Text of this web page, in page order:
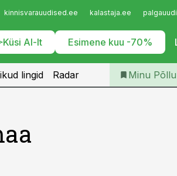
kinnisvarauudised.ee kalastaja.ee
Küsi AI-lt Esimene kuu -70%
Iseteenindus
Telli
lingid Radar Minu